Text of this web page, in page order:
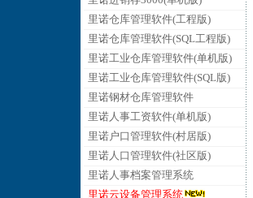
里诺仓库管理软件(工程版)
里诺仓库管理软件(SQL工程版)
里诺工业仓库管理软件(单机版)
里诺工业仓库管理软件(SQL版)
里诺钢材仓库管理软件
里诺人事工资软件(单机版)
里诺户口管理软件(村居版)
里诺人口管理软件(社区版)
里诺人事档案管理系统
里诺云设备管理系统